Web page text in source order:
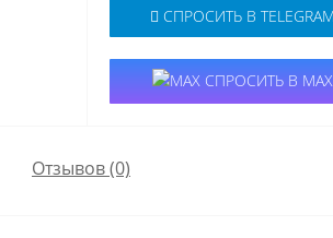
СПРОСИТЬ В TELEGRAM
СПРОСИТЬ В MAX
Отзывов (0)